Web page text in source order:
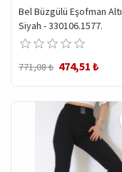
Bel Büzgülü Eşofman Altı
Siyah - 330106.1577.
771,08 ₺ 474,51 ₺